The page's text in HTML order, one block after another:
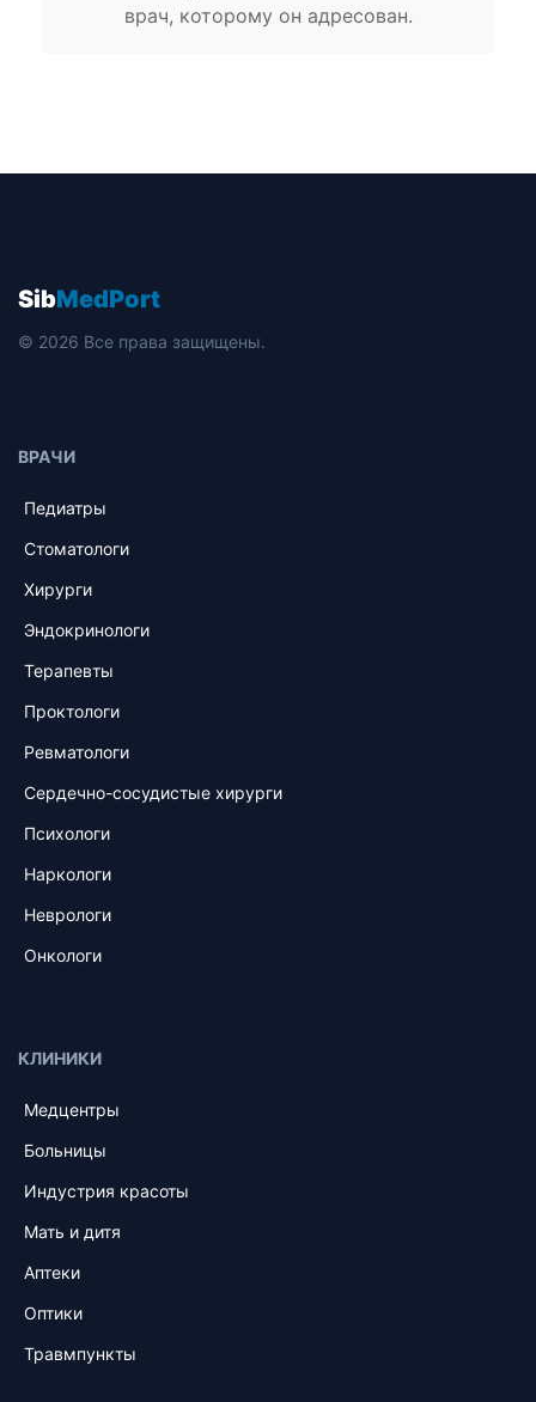
врач, которому он адресован.
SibMedPort
© 2026 Все права защищены.
ВРАЧИ
Педиатры
Стоматологи
Хирурги
Эндокринологи
Терапевты
Проктологи
Ревматологи
Сердечно-сосудистые хирурги
Психологи
Наркологи
Неврологи
Онкологи
КЛИНИКИ
Медцентры
Больницы
Индустрия красоты
Мать и дитя
Аптеки
Оптики
Травмпункты